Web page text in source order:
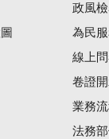
政風
為民
線上
卷證
業務
法務